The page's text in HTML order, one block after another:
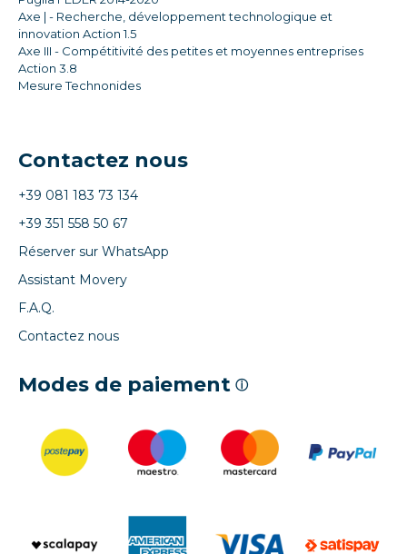
Axe | - Recherche, développement technologique et
innovation Action 1.5
Axe III - Compétitivité des petites et moyennes entreprises
Action 3.8
Mesure Technonides
Contactez nous
+39 081 183 73 134
+39 351 558 50 67
Réserver sur WhatsApp
Assistant Movery
F.A.Q.
Contactez nous
Modes de paiement ⓘ